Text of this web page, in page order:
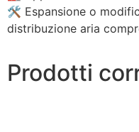
🛠 Espansione o
distribuzione aria
Prodotti